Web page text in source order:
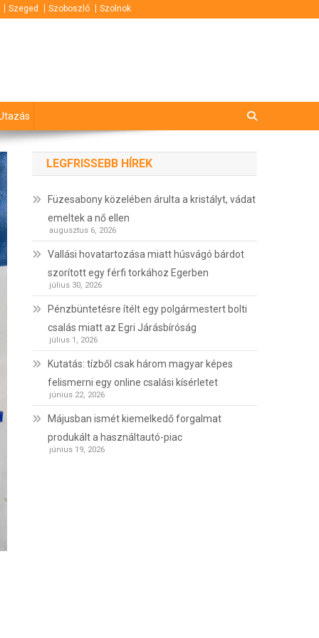
Szeged Szoboszló Szolnok
LEGFRISSEBB HÍREK
Füzesabony közelében árulta a kristályt, vádat
emeltek a nő ellen
augusztus 6, 2026
Vallási hovatartozása miatt húsvágó bárdot
szorított egy férfi torkához Egerben
július 30, 2026
Pénzbüntetésre ítélt egy polgármestert bolti
csalás miatt az Egri Járásbíróság
július 1, 2026
Kutatás: tízből csak három magyar képes
felismerni egy online csalási kísérletet
június 22, 2026
Májusban ismét kiemelkedő forgalmat
produkált a használtautó-piac
június 19, 2026